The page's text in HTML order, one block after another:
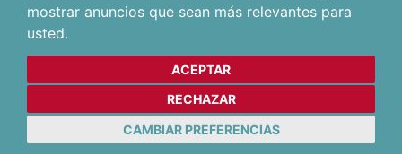
mostrar anuncios que sean más relevantes para
usted.
ACEPTAR
RECHAZAR
CAMBIAR PREFERENCIAS